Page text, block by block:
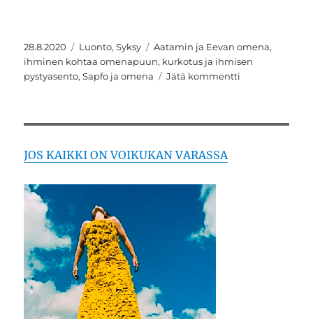
Julkaistu
28.8.2020 Kategoriat
Luonto,Syksy Avainsanat
Aatamin ja Eevan omena,
ihminen kohtaa omenapuun, kurkotus ja ihmisen
pystyasento,Sapfo ja omena Jätä kommentti
JOS KAIKKI ON VOIKUKAN VARASSA